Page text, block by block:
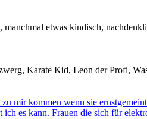
etwas kindisch,
Karate Kid, Leon der Profi,
mir kommen wenn sie
ich es kann. Frauen die sich für